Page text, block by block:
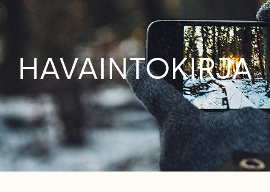
HAVAINTOKIRJA